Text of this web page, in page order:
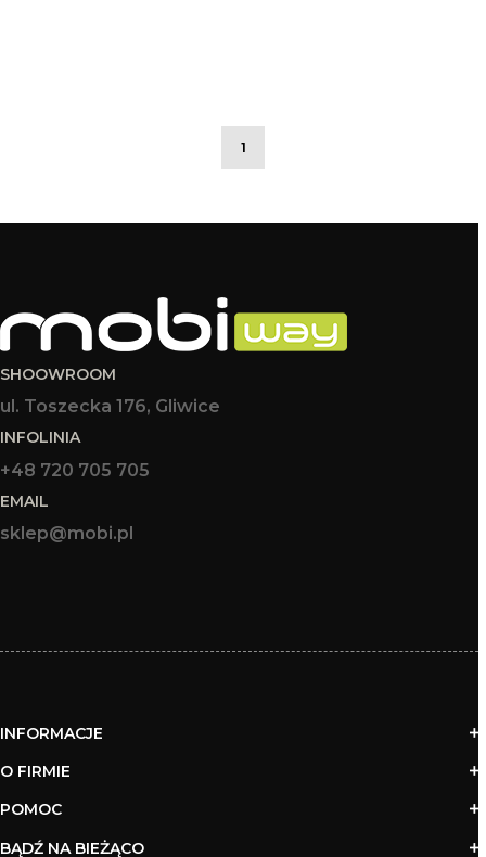
1
SHOOWROOM
ul. Toszecka 176, Gliwice
INFOLINIA
+48 720 705 705
EMAIL
sklep@mobi.pl
INFORMACJE
O FIRMIE
POMOC
BĄDŹ NA BIEŻĄCO